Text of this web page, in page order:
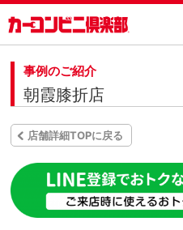
事例のご紹介
朝霞膝折店
店舗詳細TOPに戻る